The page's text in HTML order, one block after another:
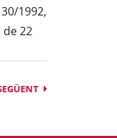
1992,
22